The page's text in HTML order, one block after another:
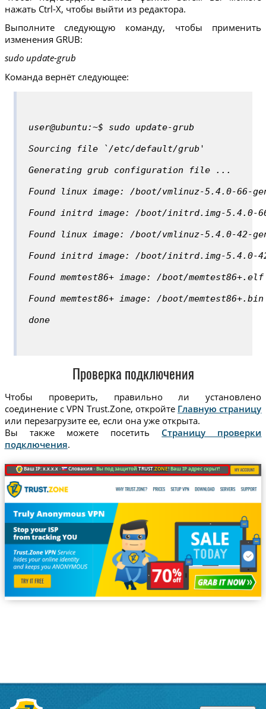
нажать Ctrl-X, чтобы выйти из редактора.
Выполните следующую команду, чтобы применить
изменения GRUB:
sudo update-grub
Команда вернёт следующее:
user@ubuntu:~$ sudo update-grub
Sourcing file `/etc/default/grub'
Generating grub configuration file ...
Found linux image: /boot/vmlinuz-5.4.0-66-
Found initrd image: /boot/initrd.img-5.4.0-
Found linux image: /boot/vmlinuz-5.4.0-42-
Found initrd image: /boot/initrd.img-5.4.0-
Found memtest86+ image: /boot/memtest86+.elf
Found memtest86+ image: /boot/memtest86+.bin
done
Проверка подключения
Чтобы проверить, правильно ли установлено
соединение с VPN Trust.Zone, откройте Главную страницу
или перезагрузите ее, если она уже открыта.
Вы также можете посетить Страницу проверки
подключения.
Ваш IP: x.x.x.x · Словакия ·Вы под защитойTRUST.ZONE! Ваш IP адрес скрыт!